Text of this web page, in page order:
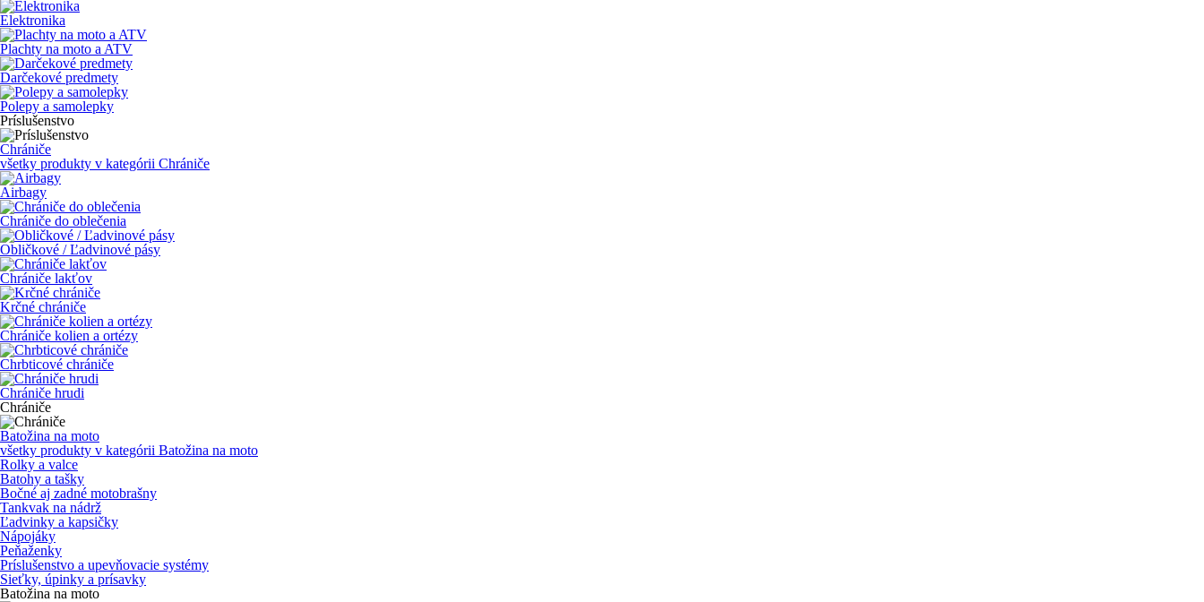
Elektronika
Plachty na moto a ATV
Darčekové predmety
Polepy a samolepky
Príslušenstvo
Chrániče
všetky produkty v kategórii Chrániče
Airbagy
Chrániče do oblečenia
Obličkové / Ľadvinové pásy
Chrániče lakťov
Krčné chrániče
Chrániče kolien a ortézy
Chrbticové chrániče
Chrániče hrudi
Chrániče
Batožina na moto
všetky produkty v kategórii Batožina na moto
Rolky a valce
Batohy a tašky
Bočné aj zadné motobrašny
Tankvak na nádrž
Ľadvinky a kapsičky
Nápojáky
Peňaženky
Príslušenstvo a upevňovacie systémy
Sieťky, úpinky a prísavky
Batožina na moto